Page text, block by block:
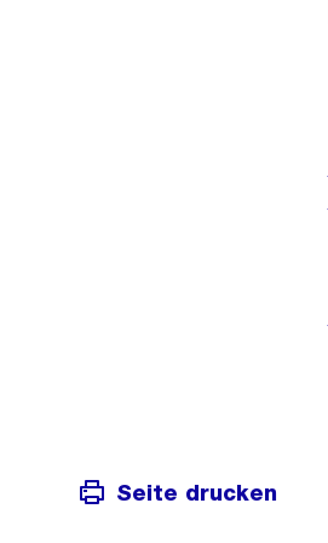
Seite drucken